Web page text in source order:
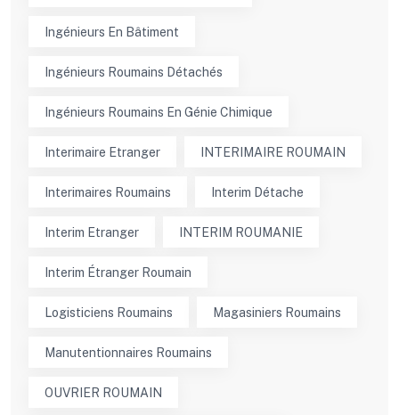
Ingénieurs En Bâtiment
Ingénieurs Roumains Détachés
Ingénieurs Roumains En Génie Chimique
Interimaire Etranger INTERIMAIRE ROUMAIN
Interimaires Roumains Interim Détache
Interim Etranger INTERIM ROUMANIE
Interim Étranger Roumain
Logisticiens Roumains Magasiniers Roumains
Manutentionnaires Roumains
OUVRIER ROUMAIN